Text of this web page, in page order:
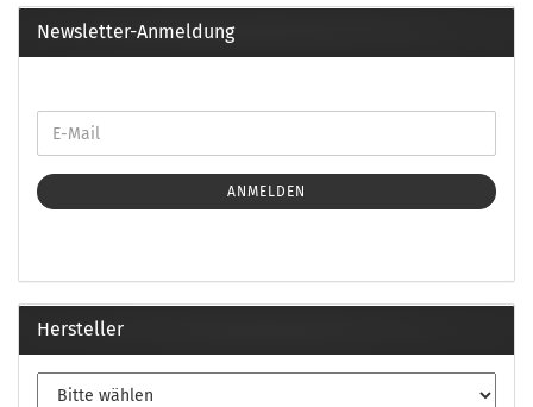
Newsletter-Anmeldung
ANMELDEN
Hersteller